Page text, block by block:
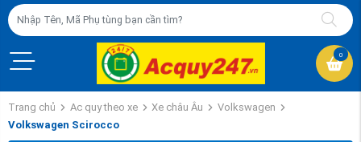
0
Trang chủ Ac quy theo xe Xe châu Âu
Volkswagen
Volkswagen Scirocco